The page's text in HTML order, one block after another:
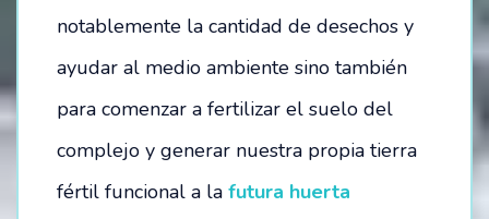
notablemente la cantidad de desechos y
ayudar al medio ambiente sino también
para comenzar a fertilizar el suelo del
complejo y generar nuestra propia tierra
fértil funcional a la futura huerta